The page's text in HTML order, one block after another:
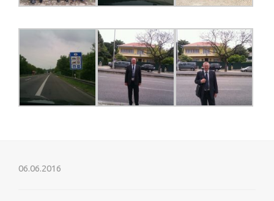
06.06.2016